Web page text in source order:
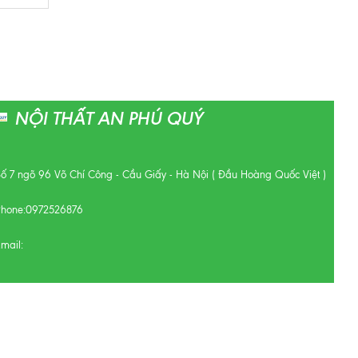
NỘI THẤT AN PHÚ QUÝ
7 ngõ 96 Võ Chí Công - Cầu Giấy - Hà Nội ( Đầu Hoàng Quốc Việt )
0972526876